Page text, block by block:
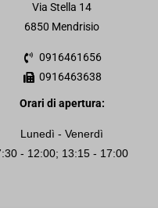
Via Stella 14
6850 Mendrisio
0916461656
0916463638
Orari di apertura:
Lunedì - Venerdì
- 12:00; 13:15 - 17:00